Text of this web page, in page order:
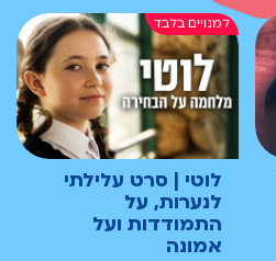
לוטי | סרט עלילתי
לנערות, על
התמודדות ועל
אמונה